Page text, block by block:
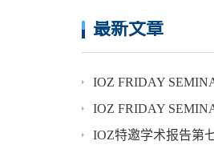
最新文章
IOZ特邀学术报告第